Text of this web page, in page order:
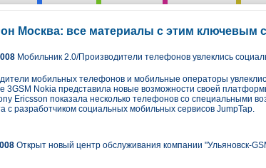
Москва: все материалы с этим ключевым
Мобильник 2.0/Производители телефонов увлеклись
мобильных телефонов и мобильные операторы
3GSM Nokia представила новые возможности своей
Ericsson показала несколько телефонов со специальными
с разработчиком социальных мобильных сервисов JumpTap.
Открыт новый центр обслуживания компании "Ульяновск-